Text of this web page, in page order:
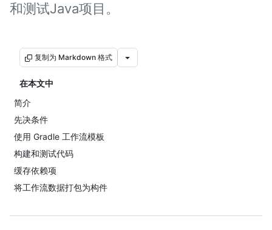
和测试Java项目。
复制为 Markdown 格式
在本文中
简介
先决条件
使用 Gradle 工作流模板
构建和测试代码
缓存依赖项
将工作流数据打包为构件